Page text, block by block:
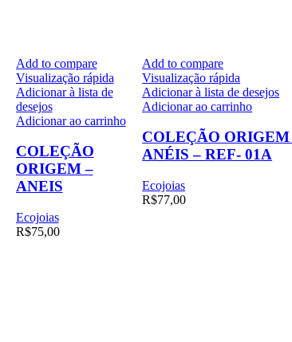
Add to compare
Visualização rápida
Adicionar à lista de
desejos
Adicionar ao carrinho
COLEÇÃO
ORIGEM –
ANEIS
Ecojoias
R$75,00
Add to compare
Visualização rápida
Adicionar à lista de desejos
Adicionar ao carrinho
COLEÇÃO ORIGEM
ANÉIS – REF- 01A
Ecojoias
R$77,00